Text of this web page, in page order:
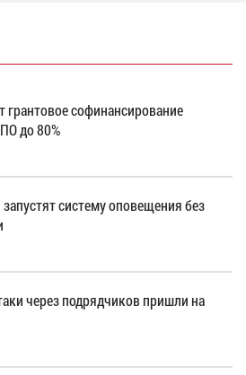
грантовое софинансирование
до 80%
систему оповещения без
через подрядчиков пришли на